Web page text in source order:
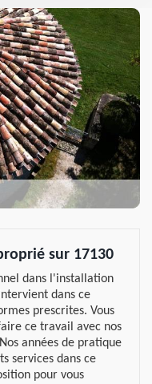
sur 17130
dans l'installation
dans ce
prescrites. Vous
ce travail avec nos
années de pratique
services dans ce
pour vous